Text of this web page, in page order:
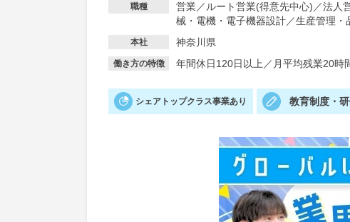
職種 営業／ ルート営業(得意先中心) ／法人
械・電機・電子機器設計／生産管理・
本社 神奈川県
働き方の特徴 年間休日120日以上 ／ 月平均残業20時
シェアトップクラス事業あり 教育制度・